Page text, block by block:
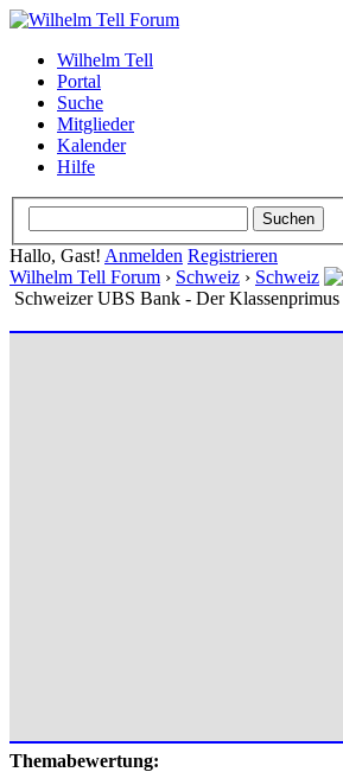
Wilhelm Tell
Portal
Suche
Mitglieder
Kalender
Hilfe
Hallo, Gast! Anmelden Registrieren
Wilhelm Tell Forum › Schweiz › Schweiz
Schweizer UBS Bank - Der
Themabewertung: